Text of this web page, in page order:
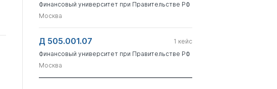
Финансовый университет при Правительстве РФ
Москва
Д 505.001.07 1 кейс
Финансовый университет при Правительстве РФ
Москва